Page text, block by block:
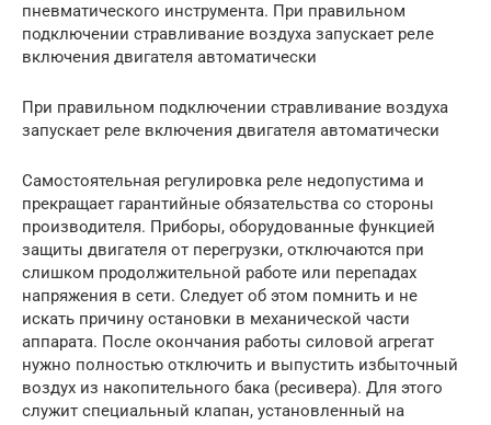
пневматического инструмента. При правильном
подключении стравливание воздуха запускает реле
включения двигателя автоматически
При правильном подключении стравливание воздуха
запускает реле включения двигателя автоматически
Самостоятельная регулировка реле недопустима и
прекращает гарантийные обязательства со стороны
производителя. Приборы, оборудованные функцией
защиты двигателя от перегрузки, отключаются при
слишком продолжительной работе или перепадах
напряжения в сети. Следует об этом помнить и не
искать причину остановки в механической части
аппарата. После окончания работы силовой агрегат
нужно полностью отключить и выпустить избыточный
воздух из накопительного бака (ресивера). Для этого
служит специальный клапан, установленный на